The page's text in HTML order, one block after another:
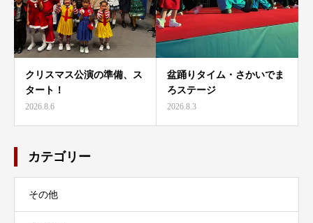
クリスマス公演の準備、ス
タート！
2026.8.6
盆踊りタイム・さかいでま
ろステージ
2026.8.3
カテゴリー
その他